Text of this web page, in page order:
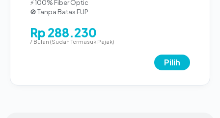
⚡ 100% Fiber Optic
🚫 Tanpa Batas FUP
Rp 288.230
/ Bulan (Sudah Termasuk Pajak)
Pilih